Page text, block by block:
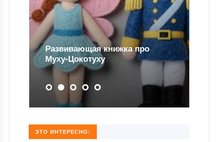
Развивающая книжка про
Муху-Цокотуху
ЭТО ИНТЕРЕСНО: